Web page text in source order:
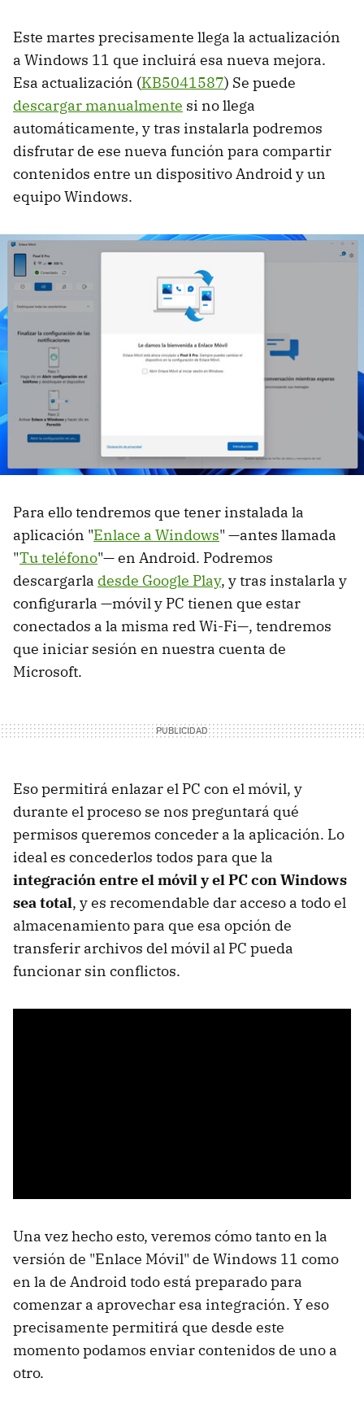
Este martes precisamente llega la actualización
a Windows 11 que incluirá esa nueva mejora.
Esa actualización (KB5041587) Se puede
descargar manualmente si no llega
automáticamente, y tras instalarla podremos
disfrutar de ese nueva función para compartir
contenidos entre un dispositivo Android y un
equipo Windows.
Para ello tendremos que tener instalada la
aplicación "Enlace a Windows" —antes llamada
"Tu teléfono"— en Android. Podremos
descargarla desde Google Play, y tras instalarla y
configurarla —móvil y PC tienen que estar
conectados a la misma red Wi-Fi—, tendremos
que iniciar sesión en nuestra cuenta de
Microsoft.
Eso permitirá enlazar el PC con el móvil, y
durante el proceso se nos preguntará qué
permisos queremos conceder a la aplicación. Lo
ideal es concederlos todos para que la
integración entre el móvil y el PC con Windows
sea total, y es recomendable dar acceso a todo el
almacenamiento para que esa opción de
transferir archivos del móvil al PC pueda
funcionar sin conflictos.
Una vez hecho esto, veremos cómo tanto en la
versión de "Enlace Móvil" de Windows 11 como
en la de Android todo está preparado para
comenzar a aprovechar esa integración. Y eso
precisamente permitirá que desde este
momento podamos enviar contenidos de uno a
otro.